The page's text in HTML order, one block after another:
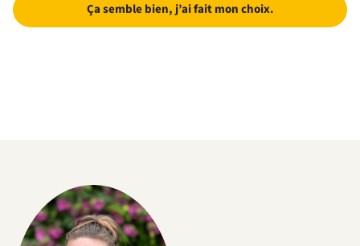
Ça semble bien, j’ai fait mon choix.